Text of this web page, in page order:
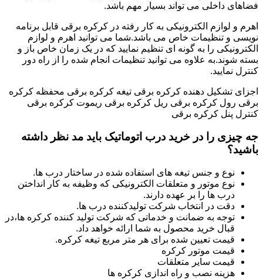
فضاهای داخلی می تواند بسیار مهم باشد.
اهرم و لوازم الکترونیکی به کار رفته در کرکره برقی قابل برنامه
نویسی و تنظیمات خاص می باشد.شما می توانید اهرم و لوازم
الکترونیکی را به گونه ای تنظیم نمایید که در یک زمان خاص باز و
بسته شوند.به علاوه می توانید تنظیمات انجام شده را از راه دور
کنترل نمایید.
اجزای تشکیل دهنده کرکره برقی تیغه کرکره برقی محفظه کرکره
برقی رول کرکره برقی ریل کرکره برقی ریموت کرکره برقی
کنترل پنل کرکره برقی
جه چیزی را در خرید درب اتوماتیک باید مد نظر داشته
باشید؟
نوع و جنس تیغه های استفاده شده در ساختار درب ها.
نوع موتور و متعلقات الکترونیکی که وظیفه به کار انداختن
درب ها را بر عهده دارند.
دقت در انتخاب شرکت تولیدکننده درب ها.
توجه به ضمانت و خدماتی که شرکت تولید کننده کرکره ها،در
قبال خرید محصول به شما ارائه خواهد داد.
قیمت تعیین شده برای هر متر مربع تیغه کرکره.
قیمت موتور کرکره
قیمت سایر متعلقات
هزینه نصب و راه اندازی کرکره ها